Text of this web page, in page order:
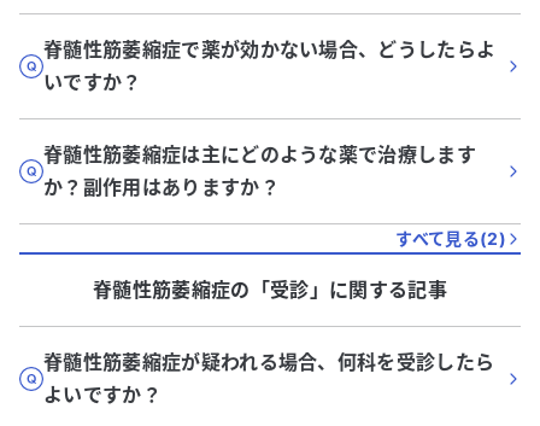
脊髄性筋萎縮症で薬が効かない場合、どうしたらよ
いですか？
脊髄性筋萎縮症は主にどのような薬で治療します
か？副作用はありますか？
すべて見る(2)
脊髄性筋萎縮症の「受診 」に関する記事
脊髄性筋萎縮症が疑われる場合、何科を受診したら
よいですか？